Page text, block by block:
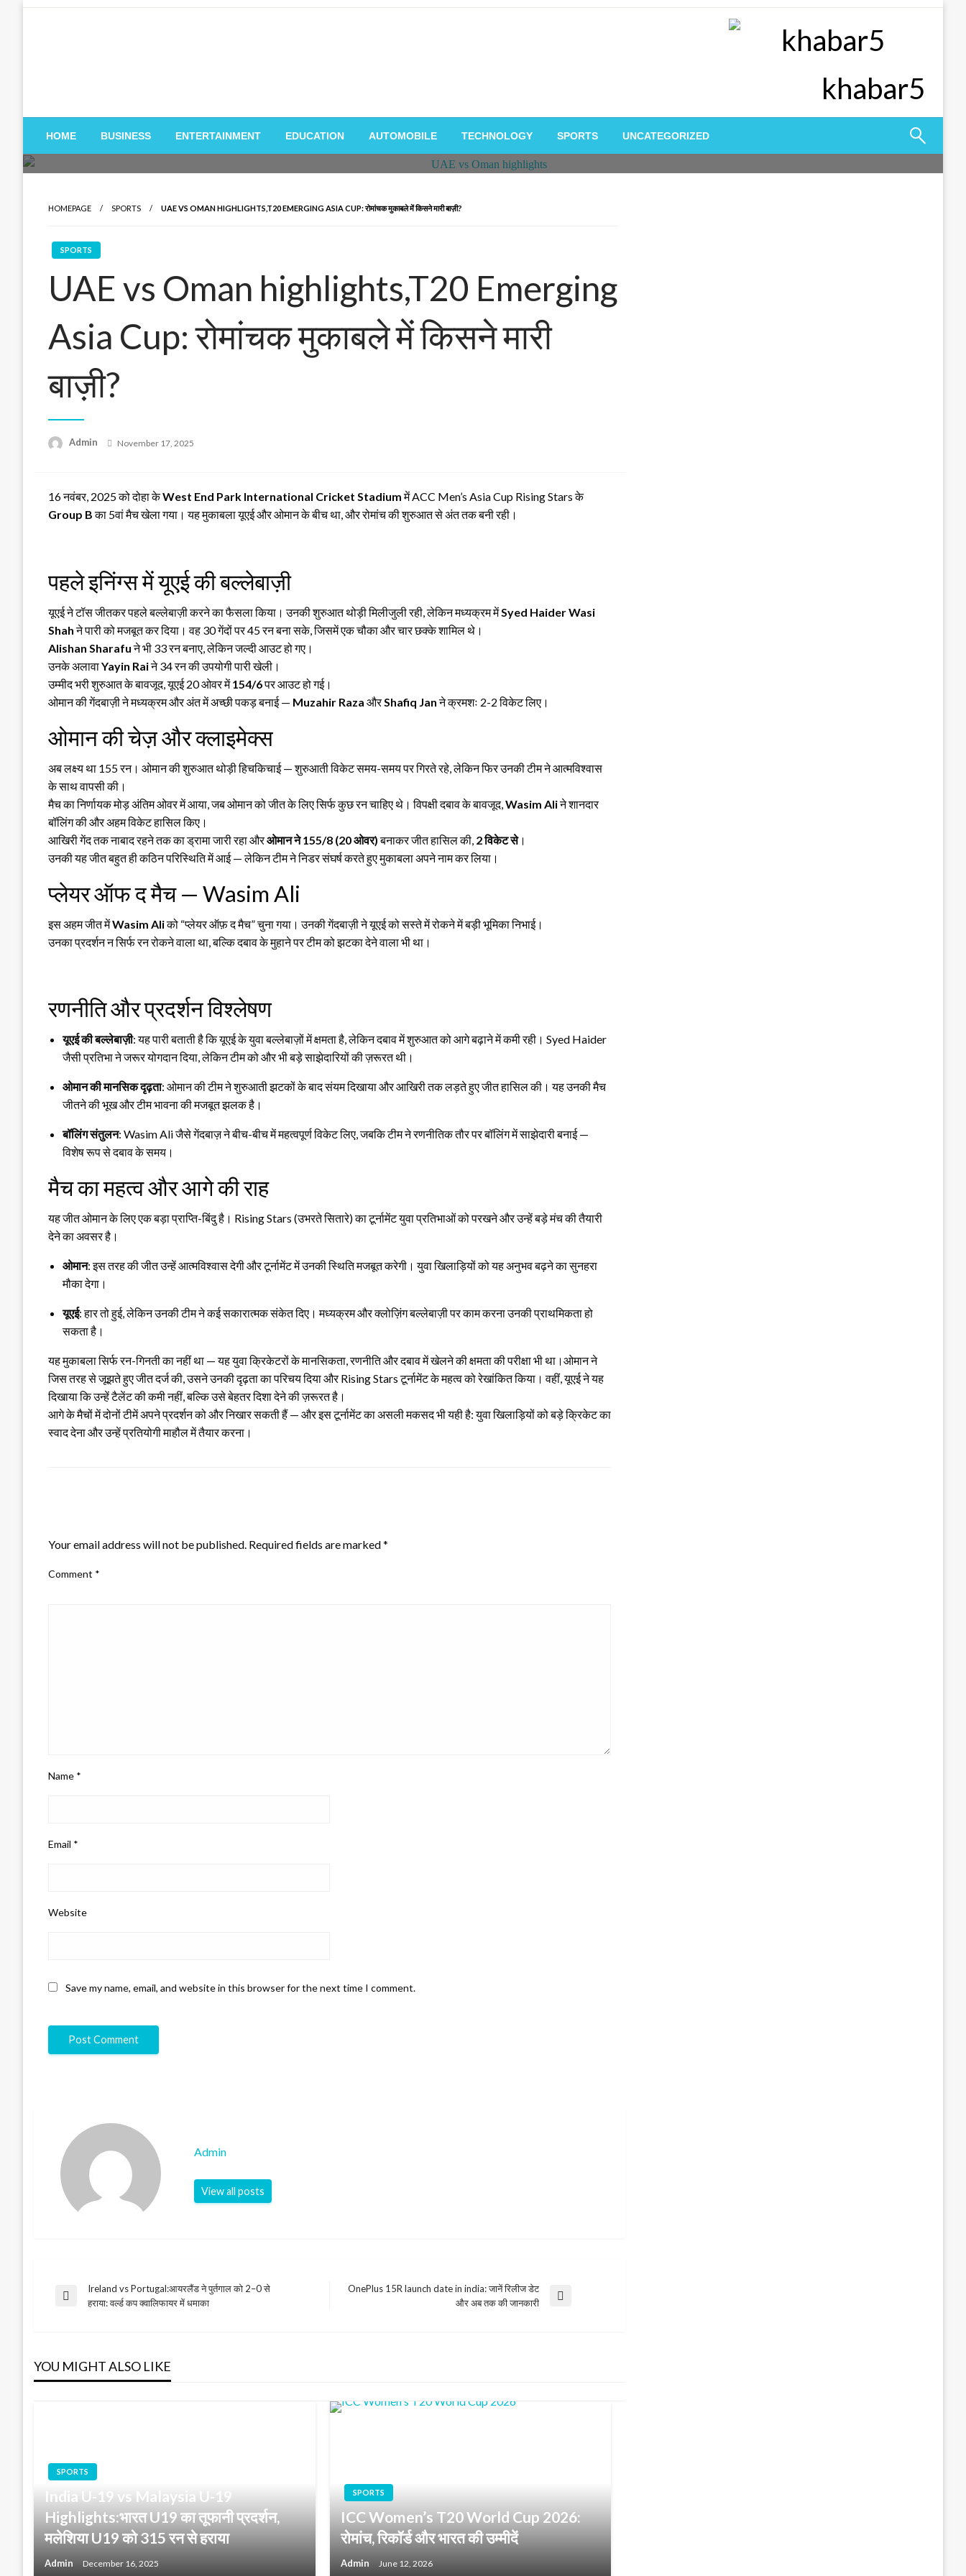
khabar5
HOME BUSINESS ENTERTAINMENT EDUCATION AUTOMOBILE TECHNOLOGY SPORTS UNCATEGORIZED
HOMEPAGE SPORTS UAE VS OMAN HIGHLIGHTS,T20 EMERGING ASIA CUP: रोमांचक मुकाबले में किसने मारी बाज़ी?
SPORTS
UAE vs Oman highlights,T20 Emerging
Asia Cup: रोमांचक मुकाबले में किसने मारी
बाज़ी?
Admin
Posted
November 17, 2025
16 नवंबर, 2025 को दोहा केWest End Park International Cricket Stadiumमें ACC Men’s Asia Cup Rising Stars के
Group Bका 5वां मैच खेला गया। यह मुकाबला यूएई और ओमान के बीच था, और रोमांच की शुरुआत से अंत तक बनी रही।
पहले इनिंग्स में यूएई की बल्लेबाज़ी
यूएई ने टॉस जीतकर पहले बल्लेबाज़ी करने का फैसला किया। उनकी शुरुआत थोड़ी मिलीजुली रही, लेकिन मध्यक्रम मेंSyed Haider Wasi
Shahने पारी को मजबूत कर दिया। वह 30 गेंदों पर 45 रन बना सके, जिसमें एक चौका और चार छक्के शामिल थे।
Alishan Sharafuने भी 33 रन बनाए, लेकिन जल्दी आउट हो गए।
उनके अलावाYayin Raiने 34 रन की उपयोगी पारी खेली।
उम्मीद भरी शुरुआत के बावजूद, यूएई 20 ओवर में154/6पर आउट हो गई।
ओमान की गेंदबाज़ी ने मध्यक्रम और अंत में अच्छी पकड़ बनाई — Muzahir Raza औरShafiq Janने क्रमशः 2-2 विकेट लिए।
ओमान की चेज़ और क्लाइमेक्स
अब लक्ष्य था 155 रन। ओमान की शुरुआत थोड़ी हिचकिचाई — शुरुआती विकेट समय-समय पर गिरते रहे, लेकिन फिर उनकी टीम ने आत्मविश्वास
के साथ वापसी की।
मैच का निर्णायक मोड़ अंतिम ओवर में आया, जब ओमान को जीत के लिए सिर्फ कुछ रन चाहिए थे। विपक्षी दबाव के बावजूद, Wasim Aliने शानदार
बॉलिंग की और अहम विकेट हासिल किए।
आखिरी गेंद तक नाबाद रहने तक का ड्रामा जारी रहा औरओमान ने 155/8 (20 ओवर)बनाकर जीत हासिल की, 2 विकेट से।
उनकी यह जीत बहुत ही कठिन परिस्थिति में आई — लेकिन टीम ने निडर संघर्ष करते हुए मुकाबला अपने नाम कर लिया।
प्लेयर ऑफ द मैच — Wasim Ali
इस अहम जीत मेंWasim Aliको “प्लेयर ऑफ़ द मैच” चुना गया। उनकी गेंदबाज़ी ने यूएई को सस्ते में रोकने में बड़ी भूमिका निभाई।
उनका प्रदर्शन न सिर्फ रन रोकने वाला था, बल्कि दबाव के मुहाने पर टीम को झटका देने वाला भी था।
रणनीति और प्रदर्शन विश्लेषण
यूएई की बल्लेबाज़ी: यह पारी बताती है कि यूएई के युवा बल्लेबाज़ों में क्षमता है, लेकिन दबाव में शुरुआत को आगे बढ़ाने में कमी रही। Syed Haider
जैसी प्रतिभा ने जरूर योगदान दिया, लेकिन टीम को और भी बड़े साझेदारियों की ज़रूरत थी।
ओमान की मानसिक दृढ़ता: ओमान की टीम ने शुरुआती झटकों के बाद संयम दिखाया और आखिरी तक लड़ते हुए जीत हासिल की। यह उनकी मैच
जीतने की भूख और टीम भावना की मजबूत झलक है।
बॉलिंग संतुलन: Wasim Ali जैसे गेंदबाज़ ने बीच-बीच में महत्वपूर्ण विकेट लिए, जबकि टीम ने रणनीतिक तौर पर बॉलिंग में साझेदारी बनाई —
विशेष रूप से दबाव के समय।
मैच का महत्व और आगे की राह
यह जीत ओमान के लिए एक बड़ा प्राप्ति-बिंदु है। Rising Stars (उभरते सितारे) का टूर्नामेंट युवा प्रतिभाओं को परखने और उन्हें बड़े मंच की तैयारी
देने का अवसर है।
ओमान: इस तरह की जीत उन्हें आत्मविश्वास देगी और टूर्नामेंट में उनकी स्थिति मजबूत करेगी। युवा खिलाड़ियों को यह अनुभव बढ़ने का सुनहरा
मौका देगा।
यूएई: हार तो हुई, लेकिन उनकी टीम ने कई सकारात्मक संकेत दिए। मध्यक्रम और क्लोज़िंग बल्लेबाज़ी पर काम करना उनकी प्राथमिकता हो
सकता है।
यह मुकाबला सिर्फ रन-गिनती का नहीं था — यह युवा क्रिकेटरों के मानसिकता, रणनीति और दबाव में खेलने की क्षमता की परीक्षा भी था।ओमान ने
जिस तरह से जूझते हुए जीत दर्ज की, उसने उनकी दृढ़ता का परिचय दिया और Rising Stars टूर्नामेंट के महत्व को रेखांकित किया। वहीं, यूएई ने यह
दिखाया कि उन्हें टैलेंट की कमी नहीं, बल्कि उसे बेहतर दिशा देने की ज़रूरत है।
आगे के मैचों में दोनों टीमें अपने प्रदर्शन को और निखार सकती हैं — और इस टूर्नामेंट का असली मकसद भी यही है: युवा खिलाड़ियों को बड़े क्रिकेट का
स्वाद देना और उन्हें प्रतियोगी माहौल में तैयार करना।
Your email address will not be published. Required fields are marked*
Comment *
Name *
Email *
Website
Save my name, email, and website in this browser for the next time I comment.
Admin
View all posts
Post
Previous
Ireland vs Portugal:आयरलैंड ने पुर्तगाल को 2–0 से
हराया: वर्ल्ड कप क्वालिफायर में धमाका
OnePlus 15R launch date in india: जानें रिलीज डेट
और अब तक की जानकारी
YOU MIGHT ALSO LIKE
SPORTS
India U-19 vs Malaysia U-19
Highlights:भारत U19 का तूफानी प्रदर्शन,
मलेशिया U19 को 315 रन से हराया
Admin December 16, 2025
SPORTS
ICC Women’s T20 World Cup 2026:
रोमांच, रिकॉर्ड और भारत की उम्मीदें
Admin June 12, 2026